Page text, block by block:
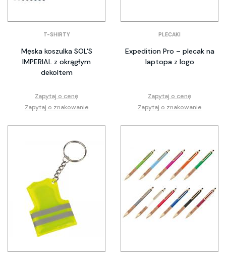
T-SHIRTY
Męska koszulka SOL'S
IMPERIAL z okrągłym
dekoltem
Zapytaj o cenę
Zapytaj o znakowanie
PLECAKI
Expedition Pro – plecak na
laptopa z logo
Zapytaj o cenę
Zapytaj o znakowanie